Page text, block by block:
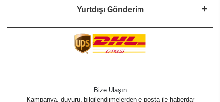
Yurtdışı Gönderim
Bize Ulaşın
Kampanya, duyuru, bilgilendirmelerden e-posta ile haberdar